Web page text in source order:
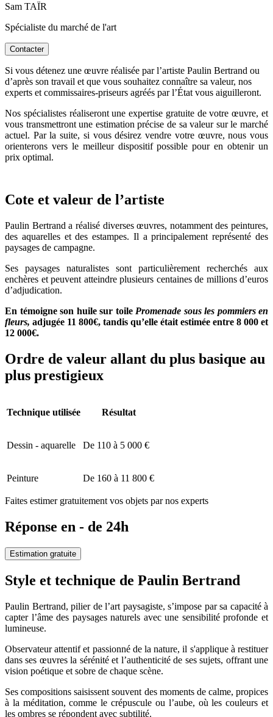
Sam TAÏR
Spécialiste du marché de l'art
Contacter
Si vous détenez une œuvre réalisée par l’artiste Paulin Bertrand ou
d’après son travail et que vous souhaitez connaître sa valeur, nos
experts et commissaires-priseurs agréés par l’État vous aiguilleront.
Nos spécialistes réaliseront une expertise gratuite de votre œuvre, et
vous transmettront une estimation précise de sa valeur sur le marché
actuel. Par la suite, si vous désirez vendre votre œuvre, nous vous
orienterons vers le meilleur dispositif possible pour en obtenir un
prix optimal.
Cote et valeur de l’artiste
Paulin Bertrand a réalisé diverses œuvres, notamment des peintures,
des aquarelles et des estampes. Il a principalement représenté des
paysages de campagne.
Ses paysages naturalistes sont particulièrement recherchés aux
enchères et peuvent atteindre plusieurs centaines de millions d’euros
d’adjudication.
En témoigne son huile sur toile Promenade sous les pommiers en
fleurs, adjugée 11 800€, tandis qu’elle était estimée entre 8 000 et
12 000€.
Ordre de valeur allant du plus basique au
plus prestigieux
Technique utilisée Résultat
Dessin - aquarelle De 110 à 5 000 €
Peinture De 160 à 11 800 €
Faites estimer gratuitement vos objets par nos experts
Réponse en - de 24h
Estimation gratuite
Style et technique de Paulin Bertrand
Paulin Bertrand, pilier de l’art paysagiste, s’impose par sa capacité à
capter l’âme des paysages naturels avec une sensibilité profonde et
lumineuse.
Observateur attentif et passionné de la nature, il s'applique à restituer
dans ses œuvres la sérénité et l’authenticité de ses sujets, offrant une
vision poétique et sobre de chaque scène.
Ses compositions saisissent souvent des moments de calme, propices
à la méditation, comme le crépuscule ou l’aube, où les couleurs et
les ombres se répondent avec subtilité.